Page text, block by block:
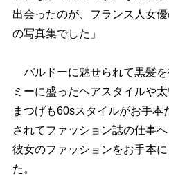
出会ったのが、フランス人女
の写真集でした」
バルドーに魅せられて黒髪
ミーに盛ったヘアスタイルや
まつげも60sスタイルがお手本
されてファッション誌の仕事
彼女のファッションをお手本
た。